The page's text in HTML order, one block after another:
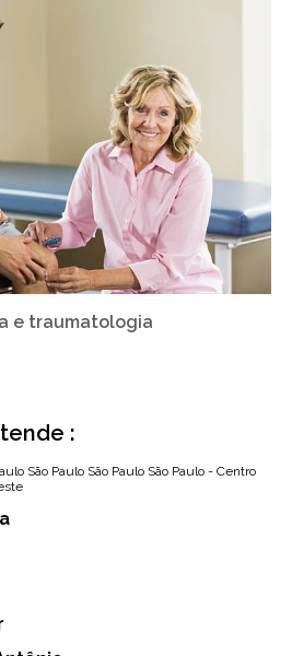
e traumatologia
:
São Paulo São Paulo São Paulo - Centro